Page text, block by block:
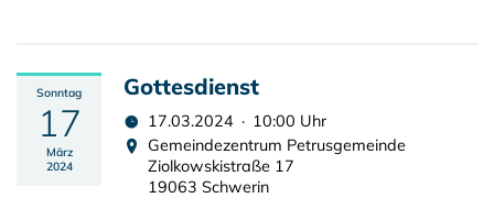
Sonntag
17
März
2024
Gottesdienst
17.03.2024 · 10:00 Uhr
Gemeindezentrum Petrusgemeinde
Ziolkowskistraße 17
19063 Schwerin